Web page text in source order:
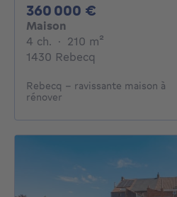
360 000 €
Maison
4 ch. 4 chambres
· 210 m²
1430 Rebecq
Rebecq - ravissante maison à
rénover